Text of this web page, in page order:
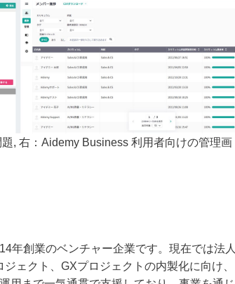
, 右：Aidemy Business 利用者向けの管理画
年創業のベンチャー企業です。現在では法人
ェクト、GXプロジェクトの内製化に向け、